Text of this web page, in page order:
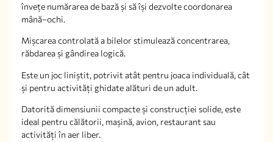
învețe numărarea de bază și să își dezvolte coordonarea
mână–ochi.
Mișcarea controlată a bilelor stimulează concentrarea,
răbdarea și gândirea logică.
Este un joc liniștit, potrivit atât pentru joaca individuală, cât
și pentru activități ghidate alături de un adult.
Datorită dimensiunii compacte și construcției solide, este
ideal pentru călătorii, mașină, avion, restaurant sau
activități în aer liber.